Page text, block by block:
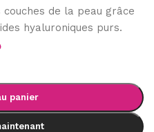
de la peau grâce
hyaluroniques purs.
panier